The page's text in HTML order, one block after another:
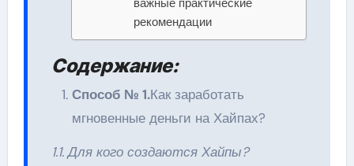
рекомендации
Содержание:
Способ № 1.Как заработать
мгновенные деньги на Хайпах?
1.1. Для кого создаются Хайпы?